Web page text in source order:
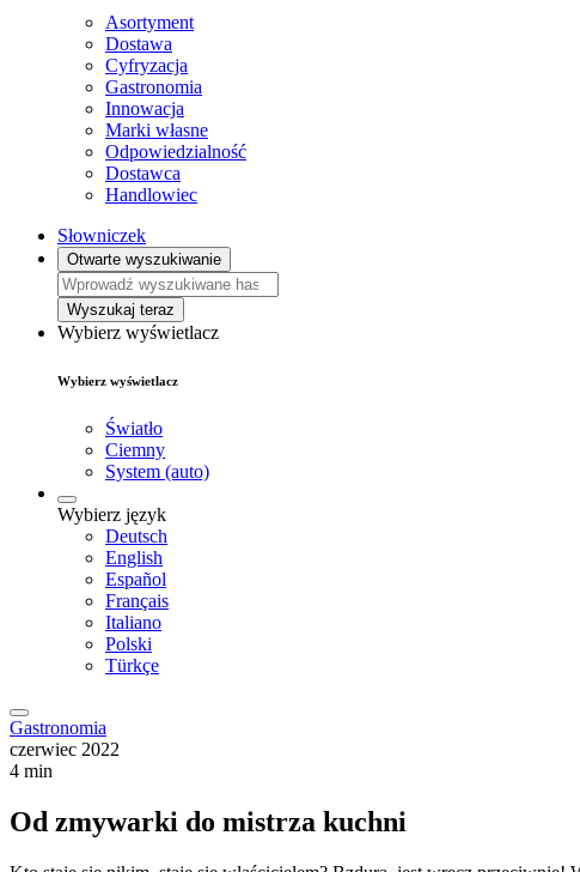
Asortyment
Dostawa
Cyfryzacja
Gastronomia
Innowacja
Marki własne
Odpowiedzialność
Dostawca
Handlowiec
Słowniczek
Otwarte wyszukiwanie
Wyszukaj teraz
Wybierz wyświetlacz
Wybierz wyświetlacz
Światło
Ciemny
System (auto)
Wybierz język
Deutsch
English
Español
Français
Italiano
Polski
Türkçe
Gastronomia
czerwiec 2022
4 min
Od zmywarki do mistrza kuchni